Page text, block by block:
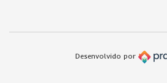
Desenvolvido por